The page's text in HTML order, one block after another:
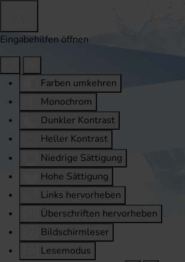
Eingabehilfen öffnen
Farben umkehren
Monochrom
Dunkler Kontrast
Heller Kontrast
Niedrige Sättigung
Hohe Sättigung
Links hervorheben
Überschriften hervorheben
Bildschirmleser
Lesemodus